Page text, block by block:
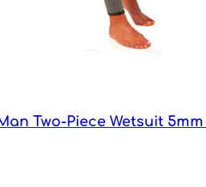
Two-Piece Wetsuit